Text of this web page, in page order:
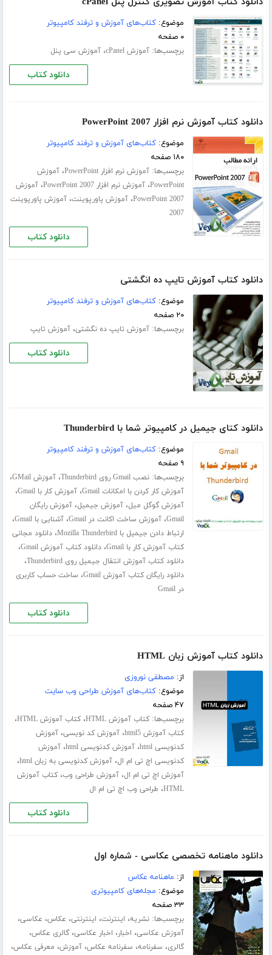
موضوع:کتاب‌های آموزش و ترفند کامپیوتر
۰ صفحه
برچسب‌ها:آموزش cPanel ،آموزش سی پنل
دانلود کتاب
دانلود کتاب آموزش نرم افزار PowerPoint 2007
موضوع:کتاب‌های آموزش و ترفند کامپیوتر
۱۸۰ صفحه
برچسب‌ها:آموزش نرم افزار PowerPoint ،آموزش
PowerPoint،آموزش نرم افزار PowerPoint 2007 ،آموزش
PowerPoint 2007،آموزش پاورپوینت،آموزش پاورپوینت
2007
دانلود کتاب
دانلود کتاب آموزش تایپ ده انگشتی
موضوع:کتاب‌های آموزش و ترفند کامپیوتر
۲۰ صفحه
برچسب‌ها:آموزش تایپ ده‌ نگشتی،آموزش تایپ
دانلود کتاب
دانلود کتای جیمیل در کامپیوتر شما با Thunderbird
موضوع:کتاب‌های آموزش و ترفند کامپیوتر
۹ صفحه
برچسب‌ها:نصب Gmail روی Thunderbird ،آموزش GMail ،
آموزش کار کردن با امکانات Gmail ،آموزش کار با Gmail ،
آموزش گوگل میل،آموزش جیمیل،آموزش رایگان
Gmail،آموزش ساخت اکانت در Gmail ،آشنایی با Gmail ،
ارتباط دادن جیمیل با Mozilla Thunderbird ،دانلود مجانی
کتاب آموزش کار با Gmail
،دانلود کتاب آموزش Gmail ،
دانلود کتاب آموزش انتقال جیمیل روی Thunderbird ،
دانلود رایگان کتاب آموزش Gmail ، ساخت حساب کاربری
در Gmail
دانلود کتاب
دانلود کتاب آموزش زبان HTML
از: مصطفی نوروزی
موضوع:کتاب‌های آموزش طراحی وب سایت
۴۷ صفحه
برچسب‌ها:کتاب آموزش HTML ،کتاب آموزش HTML ،
کتاب آموزش html5 ،آموزش کد نویسی،آموزش
کدنویسی html
،آموزش کدنویسی html ،آموزش
کدنویسی اچ تی ام ال،آموزش کدنویسی به زبان html ،
آموزش اچ تی ام ال،آموزش طراحی وب،کتاب آموزش
HTML، طراحی وب اچ تی ام ال
دانلود کتاب
دانلود ماهنامه تخصصی عکاسی - شماره اول
از: ماهنامه عکاس
موضوع: مجله‌های کامپیوتری
۳۳ صفحه
برچسب‌ها:نشریه، اینترنت، اینترنتی، عکاس، عکاسی،
آموزش عکاسی، اخبار، اخبار عکاسی،گالری عکاس،
گالری، سفرنامه، سفرنامه عکاس،آموزش، معرفی عکاس،